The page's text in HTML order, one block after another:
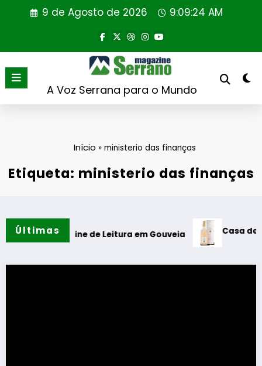
9 de Agosto de 2026 9:09:25 AM
A Voz Serrana para o Mundo
Início »ministerio das finanças
Etiqueta: ministerio das finanças
Últimas
da Cabine de Leitura em Gouveia Casa de